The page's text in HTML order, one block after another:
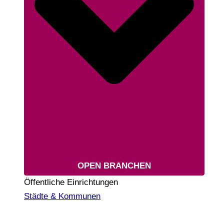
OPEN BRANCHEN
Öffentliche Einrichtungen
Städte & Kommunen